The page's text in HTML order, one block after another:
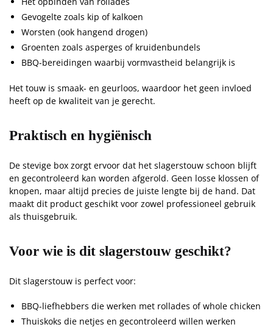
Gevogelte zoals kip of kalkoen
Worsten (ook hangend drogen)
Groenten zoals asperges of kruidenbundels
BBQ-bereidingen waarbij vormvastheid belangrijk is
Het touw is smaak- en geurloos, waardoor het geen invloed
heeft op de kwaliteit van je gerecht.
Praktisch en hygiënisch
De stevige box zorgt ervoor dat het slagerstouw schoon blijft
en gecontroleerd kan worden afgerold. Geen losse klossen of
knopen, maar altijd precies de juiste lengte bij de hand. Dat
maakt dit product geschikt voor zowel professioneel gebruik
als thuisgebruik.
Voor wie is dit slagerstouw geschikt?
Dit slagerstouw is perfect voor:
BBQ-liefhebbers die werken met rollades of whole chicken
Thuiskoks die netjes en gecontroleerd willen werken